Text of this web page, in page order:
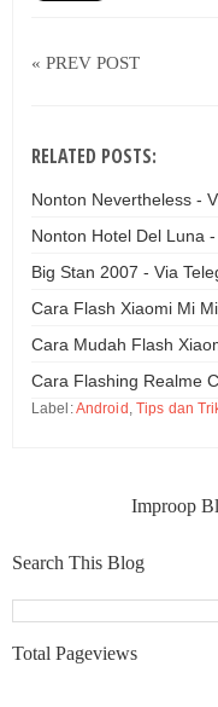
« PREV POST
RELATED POSTS:
Nonton Nevertheless -
Nonton Hotel Del Luna
Big Stan 2007 - Via
Cara Flash Xiaomi Mi
Cara Mudah Flash
Cara Flashing Realme
Label:Android Tips dan
Improop
Search This Blog
Total Pageviews